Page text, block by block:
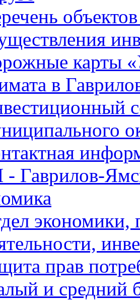
карты
в
Гаврилов-
экономики,
прав
и средний